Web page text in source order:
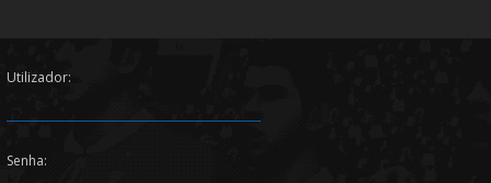
Utilizador:
Senha: